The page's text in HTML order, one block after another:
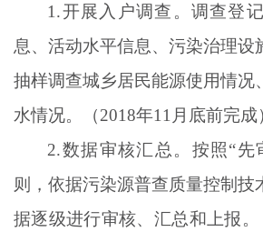
1.开展入户调查。调查登
息、活动水平信息、污染治理设
抽样调查城乡居民能源使用情况
水情况。（2018年11月底前完成
2.数据审核汇总。按照“先
则，依据污染源普查质量控制技
据逐级进行审核、汇总和上报